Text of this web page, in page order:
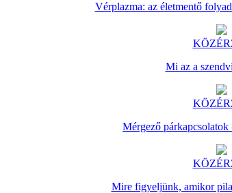
Vérplazma: az életmentő
Mi az a
Mérgező párkapcsolatok
Mire figyeljünk, amikor